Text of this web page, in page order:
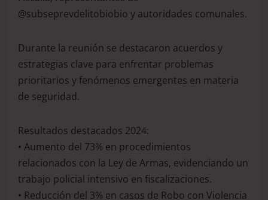
@subseprevdelitobiobio y autoridades comunales.
Durante la reunión se destacaron acuerdos y
estrategias clave para enfrentar problemas
prioritarios y fenómenos emergentes en materia
de seguridad.
Resultados destacados 2024:
• Aumento del 73% en procedimientos
relacionados con la Ley de Armas, evidenciando un
trabajo policial intensivo en fiscalizaciones.
• Reducción del 3% en casos de Robo con Violencia